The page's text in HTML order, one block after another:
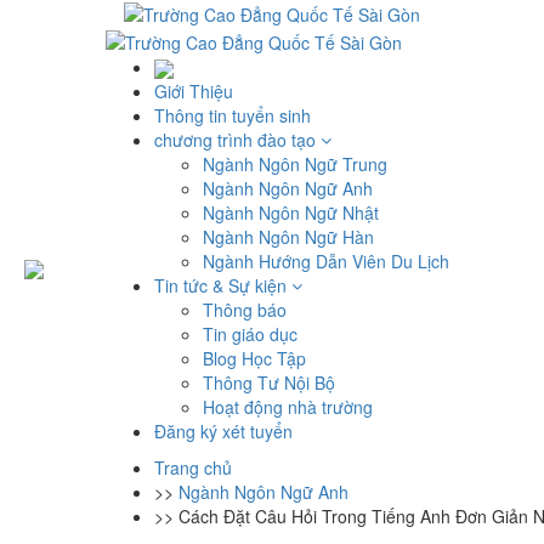
Giới Thiệu
Thông tin tuyển sinh
chương trình đào tạo
Ngành Ngôn Ngữ Trung
Ngành Ngôn Ngữ Anh
Ngành Ngôn Ngữ Nhật
Ngành Ngôn Ngữ Hàn
Ngành Hướng Dẫn Viên Du Lịch
Tin tức & Sự kiện
Thông báo
Tin giáo dục
Blog Học Tập
Thông Tư Nội Bộ
Hoạt động nhà trường
Đăng ký xét tuyển
Trang chủ
>> Ngành Ngôn Ngữ Anh
>> Cách Đặt Câu Hỏi Trong Tiếng Anh Đơn Giản